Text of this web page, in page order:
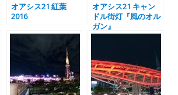
オアシス21 紅葉
2016
オアシス21 キャン
ドル街灯『風のオル
ガン』